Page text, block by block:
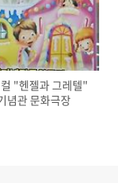
"헨젤과 그레텔"
념관 문화극장